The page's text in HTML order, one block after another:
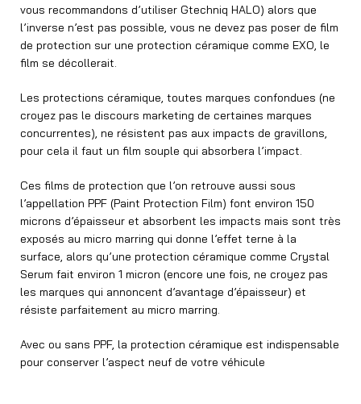
vous recommandons d’utiliser Gtechniq HALO) alors que
l’inverse n’est pas possible, vous ne devez pas poser de film
de protection sur une protection céramique comme EXO, le
film se décollerait.
Les protections céramique, toutes marques confondues (ne
croyez pas le discours marketing de certaines marques
concurrentes), ne résistent pas aux impacts de gravillons,
pour cela il faut un film souple qui absorbera l’impact.
Ces films de protection que l’on retrouve aussi sous
l’appellation PPF (Paint Protection Film) font environ 150
microns d’épaisseur et absorbent les impacts mais sont très
exposés au micro marring qui donne l’effet terne à la
surface, alors qu’une protection céramique comme Crystal
Serum fait environ 1 micron (encore une fois, ne croyez pas
les marques qui annoncent d’avantage d’épaisseur) et
résiste parfaitement au micro marring.
Avec ou sans PPF, la protection céramique est indispensable
pour conserver l’aspect neuf de votre véhicule